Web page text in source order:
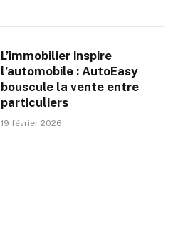
L’immobilier inspire
l’automobile : AutoEasy
bouscule la vente entre
particuliers
19 février 2026